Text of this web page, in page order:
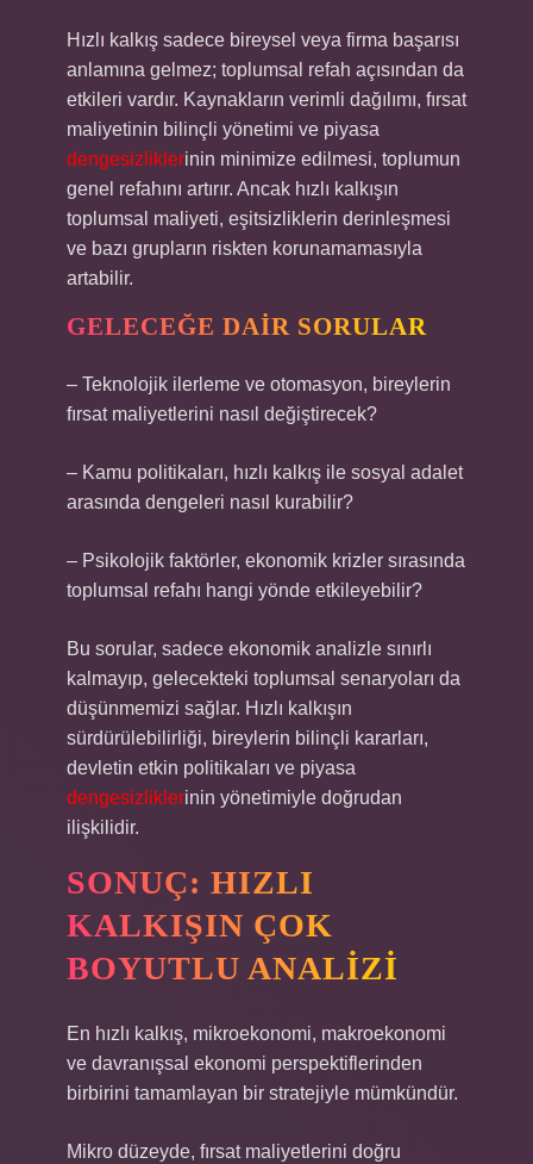
Hızlı kalkış sadece bireysel veya firma başarısı
anlamına gelmez; toplumsal refah açısından da
etkileri vardır. Kaynakların verimli dağılımı, fırsat
maliyetinin bilinçli yönetimi ve piyasa
dengesizliklerinin minimize edilmesi, toplumun
genel refahını artırır. Ancak hızlı kalkışın
toplumsal maliyeti, eşitsizliklerin derinleşmesi
ve bazı grupların riskten korunamamasıyla
artabilir.
GELECEĞE DAIR SORULAR
– Teknolojik ilerleme ve otomasyon, bireylerin
fırsat maliyetlerini nasıl değiştirecek?
– Kamu politikaları, hızlı kalkış ile sosyal adalet
arasında dengeleri nasıl kurabilir?
– Psikolojik faktörler, ekonomik krizler sırasında
toplumsal refahı hangi yönde etkileyebilir?
Bu sorular, sadece ekonomik analizle sınırlı
kalmayıp, gelecekteki toplumsal senaryoları da
düşünmemizi sağlar. Hızlı kalkışın
sürdürülebilirliği, bireylerin bilinçli kararları,
devletin etkin politikaları ve piyasa
dengesizliklerinin yönetimiyle doğrudan
ilişkilidir.
SONUÇ: HIZLI
KALKIŞIN ÇOK
BOYUTLU ANALIZI
En hızlı kalkış, mikroekonomi, makroekonomi
ve davranışsal ekonomi perspektiflerinden
birbirini tamamlayan bir stratejiyle mümkündür.
Mikro düzeyde, fırsat maliyetlerini doğru